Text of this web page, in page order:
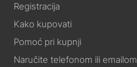
Registracija
Kako kupovati
Pomoć pri kupnji
Naručite telefonom ili emailom